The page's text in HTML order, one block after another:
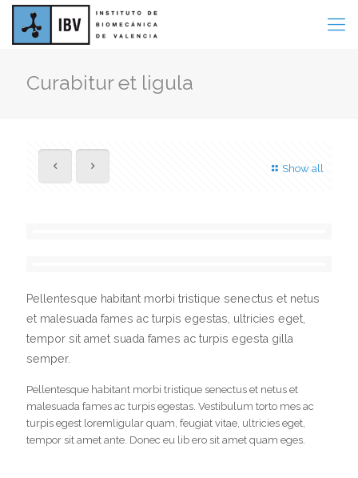
Curabitur et ligula
Show all
Pellentesque habitant morbi tristique senectus et netus
et malesuada fames ac turpis egestas, ultricies eget,
tempor sit amet suada fames ac turpis egesta gilla
semper.
Pellentesque habitant morbi tristique senectus et netus et
malesuada fames ac turpis egestas. Vestibulum torto mes ac
turpis egest loremligular quam, feugiat vitae, ultricies eget,
tempor sit amet ante. Donec eu lib ero sit amet quam eges.